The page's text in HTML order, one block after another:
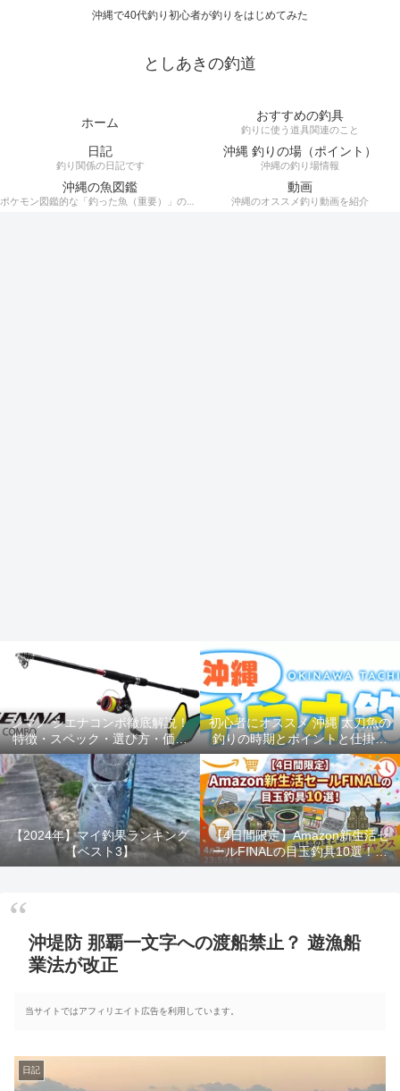
沖縄で40代釣り初心者が釣りをはじめてみた
としあきの釣道
ホーム おすすめの釣具
釣りに使う道具関連のこと
日記
釣り関係の日記です
沖縄 釣りの場（ポイント）
沖縄の釣り場情報
沖縄の魚図鑑
ポケモン図鑑的な「釣った魚（重要）」の記録。
動画
沖縄のオススメ釣り動画を紹介
シマノ シエナコンボ徹底解説！
特徴・スペック・選び方・価格
を完全網羅
初心者にオススメ 沖縄 太刀魚の
釣りの時期とポイントと仕掛け
ルアー釣り
【2024年】マイ釣果ランキング
【ベスト3】
【4日間限定】Amazon新生活セ
ールFINALの目玉釣具10選！消
耗品のまとめ買いは今がラスト
沖堤防 那覇一文字への渡船禁止？ 遊漁船
業法が改正
当サイトではアフィリエイト広告を利用しています。
日記